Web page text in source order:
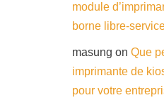
module
borne libre-
masung on Que
imprimante de
pour votre